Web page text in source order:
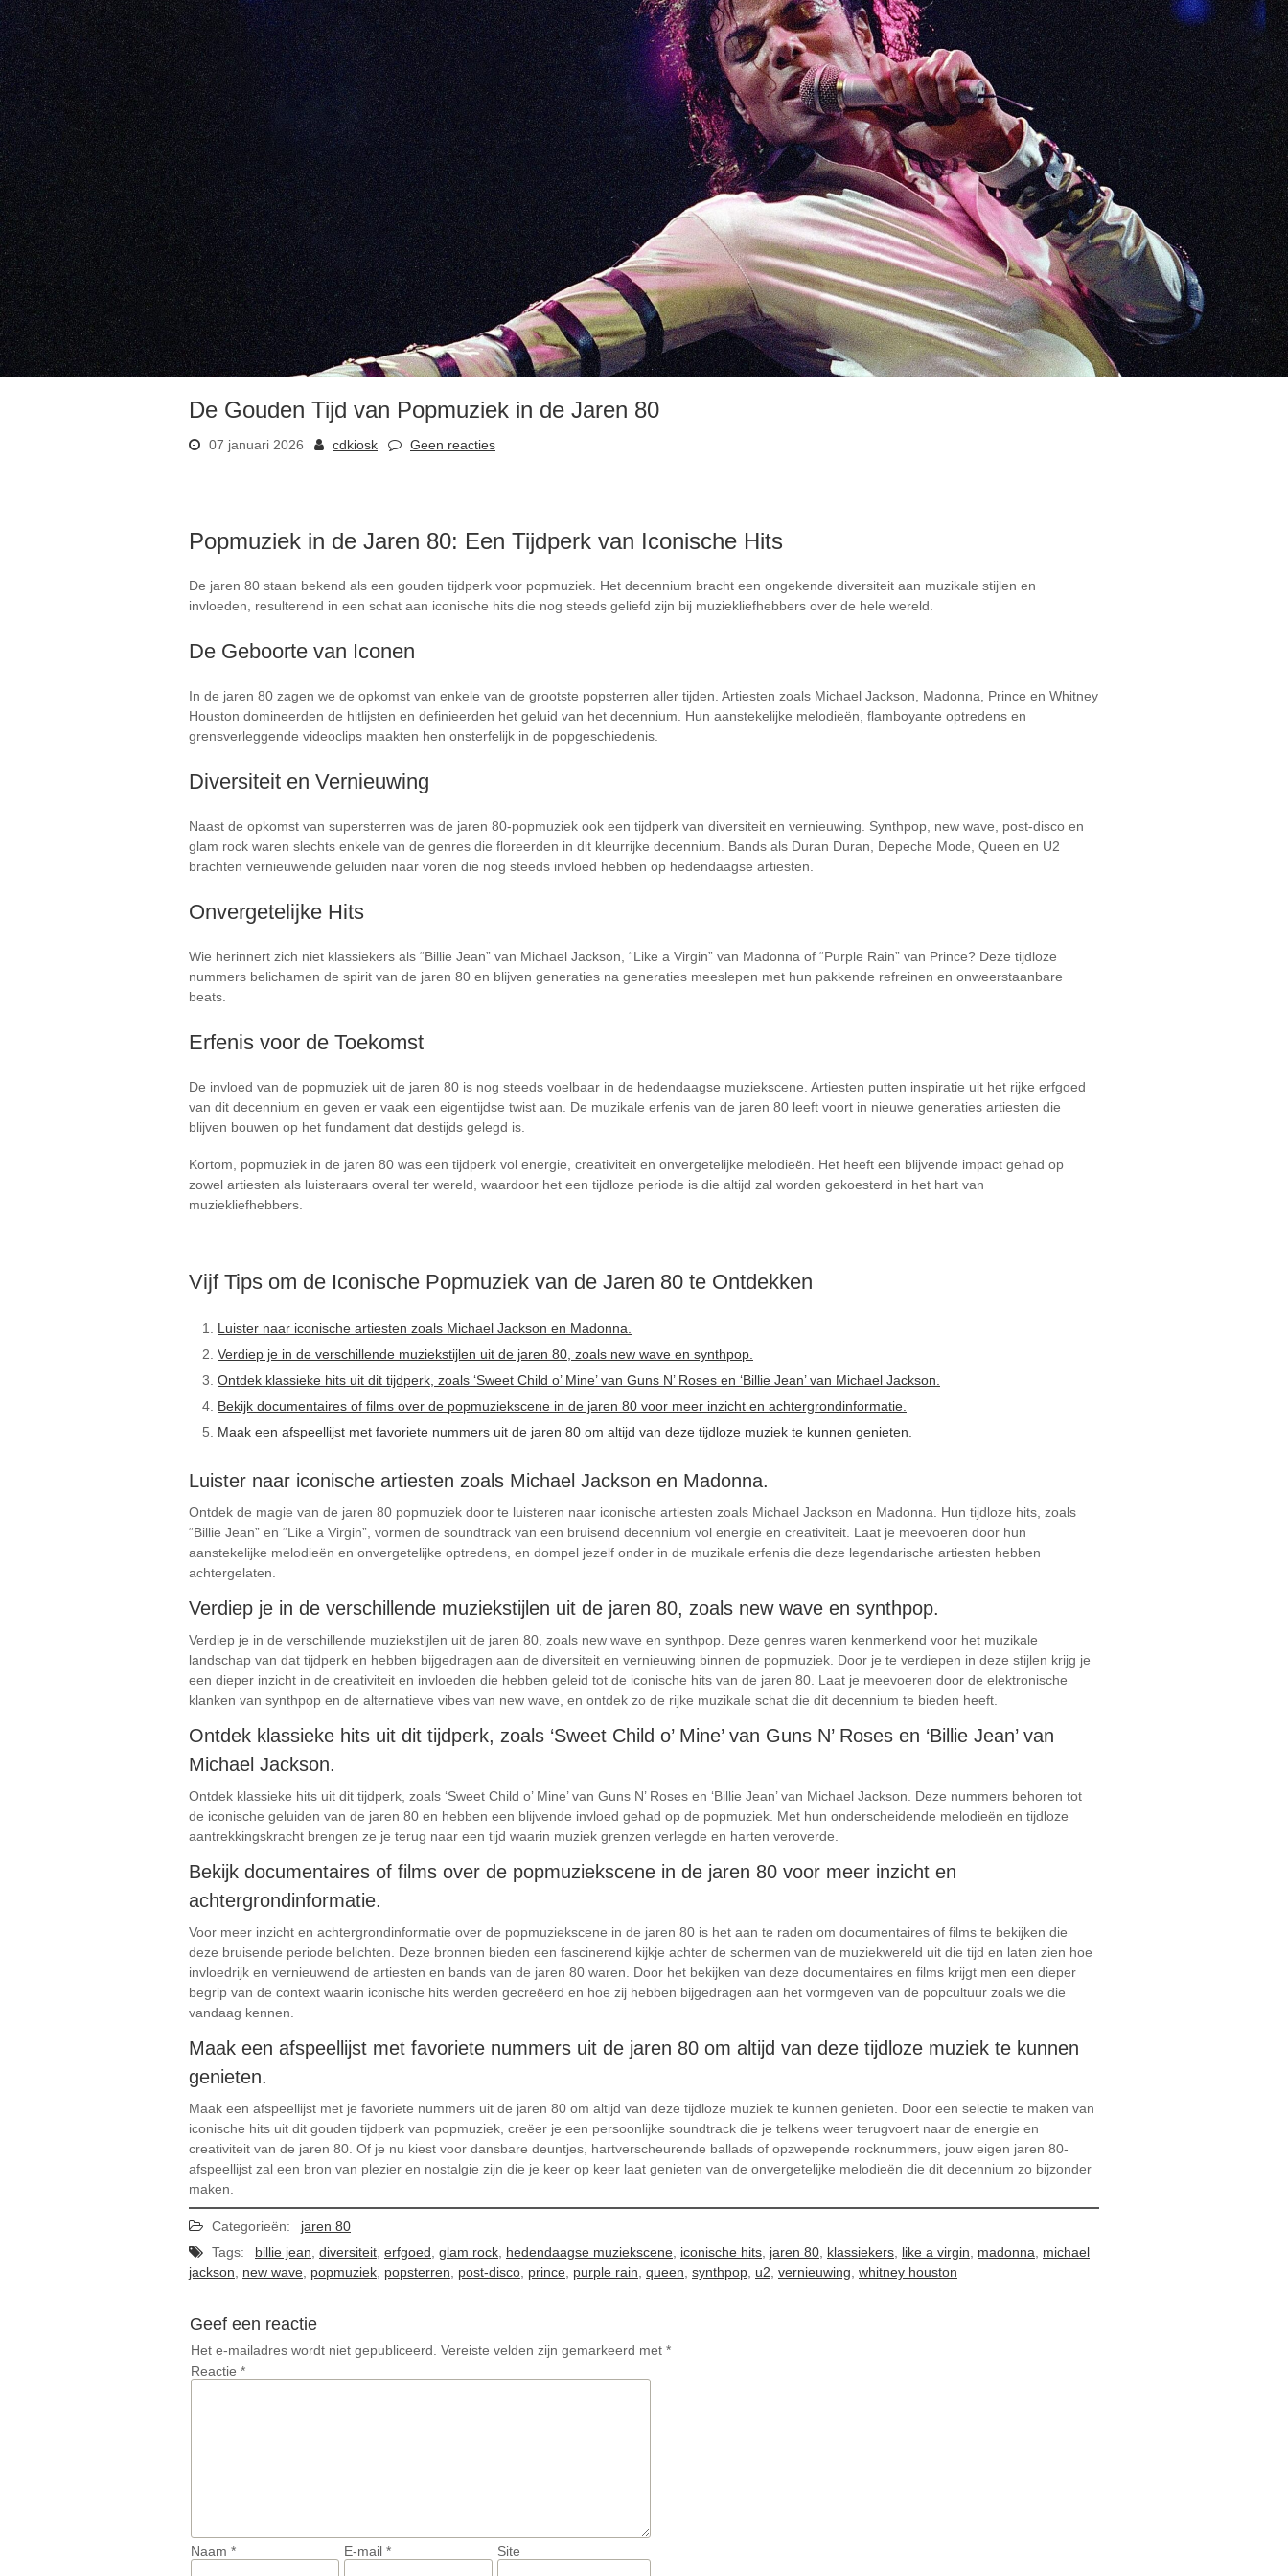
De Gouden Tijd van Popmuziek in de Jaren 80
07 januari 2026 cdkiosk Geen reacties
Popmuziek in de Jaren 80: Een Tijdperk van Iconische Hits
De jaren 80 staan bekend als een gouden tijdperk voor popmuziek. Het decennium bracht een ongekende diversiteit aan muzikale stijlen en
invloeden, resulterend in een schat aan iconische hits die nog steeds geliefd zijn bij muziekliefhebbers over de hele wereld.
De Geboorte van Iconen
In de jaren 80 zagen we de opkomst van enkele van de grootste popsterren aller tijden. Artiesten zoals Michael Jackson, Madonna, Prince en Whitney
Houston domineerden de hitlijsten en definieerden het geluid van het decennium. Hun aanstekelijke melodieën, flamboyante optredens en
grensverleggende videoclips maakten hen onsterfelijk in de popgeschiedenis.
Diversiteit en Vernieuwing
Naast de opkomst van supersterren was de jaren 80-popmuziek ook een tijdperk van diversiteit en vernieuwing. Synthpop, new wave, post-disco en
glam rock waren slechts enkele van de genres die floreerden in dit kleurrijke decennium. Bands als Duran Duran, Depeche Mode, Queen en U2
brachten vernieuwende geluiden naar voren die nog steeds invloed hebben op hedendaagse artiesten.
Onvergetelijke Hits
Wie herinnert zich niet klassiekers als “Billie Jean” van Michael Jackson, “Like a Virgin” van Madonna of “Purple Rain” van Prince? Deze tijdloze
nummers belichamen de spirit van de jaren 80 en blijven generaties na generaties meeslepen met hun pakkende refreinen en onweerstaanbare
beats.
Erfenis voor de Toekomst
De invloed van de popmuziek uit de jaren 80 is nog steeds voelbaar in de hedendaagse muziekscene. Artiesten putten inspiratie uit het rijke erfgoed
van dit decennium en geven er vaak een eigentijdse twist aan. De muzikale erfenis van de jaren 80 leeft voort in nieuwe generaties artiesten die
blijven bouwen op het fundament dat destijds gelegd is.
Kortom, popmuziek in de jaren 80 was een tijdperk vol energie, creativiteit en onvergetelijke melodieën. Het heeft een blijvende impact gehad op
zowel artiesten als luisteraars overal ter wereld, waardoor het een tijdloze periode is die altijd zal worden gekoesterd in het hart van
muziekliefhebbers.
Vijf Tips om de Iconische Popmuziek van de Jaren 80 te Ontdekken
Luister naar iconische artiesten zoals Michael Jackson en Madonna.
Verdiep je in de verschillende muziekstijlen uit de jaren 80, zoals new wave en synthpop.
Ontdek klassieke hits uit dit tijdperk, zoals ‘Sweet Child o’ Mine’ van Guns N’ Roses en ‘Billie Jean’ van Michael Jackson.
Bekijk documentaires of films over de popmuziekscene in de jaren 80 voor meer inzicht en achtergrondinformatie.
Maak een afspeellijst met favoriete nummers uit de jaren 80 om altijd van deze tijdloze muziek te kunnen genieten.
Luister naar iconische artiesten zoals Michael Jackson en Madonna.
Ontdek de magie van de jaren 80 popmuziek door te luisteren naar iconische artiesten zoals Michael Jackson en Madonna. Hun tijdloze hits, zoals
“Billie Jean” en “Like a Virgin”, vormen de soundtrack van een bruisend decennium vol energie en creativiteit. Laat je meevoeren door hun
aanstekelijke melodieën en onvergetelijke optredens, en dompel jezelf onder in de muzikale erfenis die deze legendarische artiesten hebben
achtergelaten.
Verdiep je in de verschillende muziekstijlen uit de jaren 80, zoals new wave en synthpop.
Verdiep je in de verschillende muziekstijlen uit de jaren 80, zoals new wave en synthpop. Deze genres waren kenmerkend voor het muzikale
landschap van dat tijdperk en hebben bijgedragen aan de diversiteit en vernieuwing binnen de popmuziek. Door je te verdiepen in deze stijlen krijg je
een dieper inzicht in de creativiteit en invloeden die hebben geleid tot de iconische hits van de jaren 80. Laat je meevoeren door de elektronische
klanken van synthpop en de alternatieve vibes van new wave, en ontdek zo de rijke muzikale schat die dit decennium te bieden heeft.
Ontdek klassieke hits uit dit tijdperk, zoals ‘Sweet Child o’ Mine’ van Guns N’ Roses en ‘Billie Jean’ van
Michael Jackson.
Ontdek klassieke hits uit dit tijdperk, zoals ‘Sweet Child o’ Mine’ van Guns N’ Roses en ‘Billie Jean’ van Michael Jackson. Deze nummers behoren tot
de iconische geluiden van de jaren 80 en hebben een blijvende invloed gehad op de popmuziek. Met hun onderscheidende melodieën en tijdloze
aantrekkingskracht brengen ze je terug naar een tijd waarin muziek grenzen verlegde en harten veroverde.
Bekijk documentaires of films over de popmuziekscene in de jaren 80 voor meer inzicht en
achtergrondinformatie.
Voor meer inzicht en achtergrondinformatie over de popmuziekscene in de jaren 80 is het aan te raden om documentaires of films te bekijken die
deze bruisende periode belichten. Deze bronnen bieden een fascinerend kijkje achter de schermen van de muziekwereld uit die tijd en laten zien hoe
invloedrijk en vernieuwend de artiesten en bands van de jaren 80 waren. Door het bekijken van deze documentaires en films krijgt men een dieper
begrip van de context waarin iconische hits werden gecreëerd en hoe zij hebben bijgedragen aan het vormgeven van de popcultuur zoals we die
vandaag kennen.
Maak een afspeellijst met favoriete nummers uit de jaren 80 om altijd van deze tijdloze muziek te kunnen
genieten.
Maak een afspeellijst met je favoriete nummers uit de jaren 80 om altijd van deze tijdloze muziek te kunnen genieten. Door een selectie te maken van
iconische hits uit dit gouden tijdperk van popmuziek, creëer je een persoonlijke soundtrack die je telkens weer terugvoert naar de energie en
creativiteit van de jaren 80. Of je nu kiest voor dansbare deuntjes, hartverscheurende ballads of opzwepende rocknummers, jouw eigen jaren 80-
afspeellijst zal een bron van plezier en nostalgie zijn die je keer op keer laat genieten van de onvergetelijke melodieën die dit decennium zo bijzonder
maken.
Categorieën:
jaren 80
Tags:
billie jean diversiteit erfgoed glam rock hedendaagse muziekscene iconische hits jaren 80 klassiekers like a virgin madonna
michael
jackson
new wave popmuziek popsterren post-disco prince purple rain queen synthpop u2 vernieuwing whitney houston
Geef een reactie
Het e-mailadres wordt niet gepubliceerd. Vereiste velden zijn gemarkeerd met *
Reactie *
Naam * E-mail * Site